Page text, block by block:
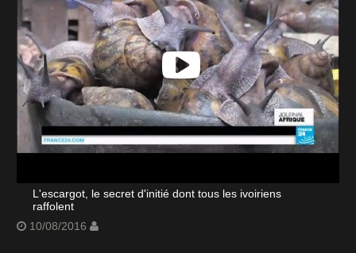
L'escargot, le secret d'initié dont tous les ivoiriens
raffolent
10/08/2016